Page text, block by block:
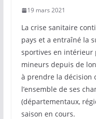
19 mars 2021
La crise sanitaire
pays et a entraîné la
sportives en intérieur
mineurs depuis de
à prendre la décision
l’ensemble de ses
(départementaux,
saison en cours.